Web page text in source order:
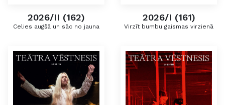
2026/II (162)
Celies augšā un sāc no jauna
2026/I (161)
Virzīt bumbu gaismas virzienā